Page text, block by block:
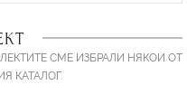
СМЕ ИЗБРАЛИ НЯКОИ ОТ
КАТАЛОГ.